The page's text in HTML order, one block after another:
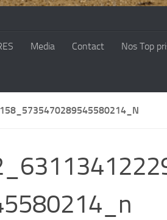
Media Contact Nos Top